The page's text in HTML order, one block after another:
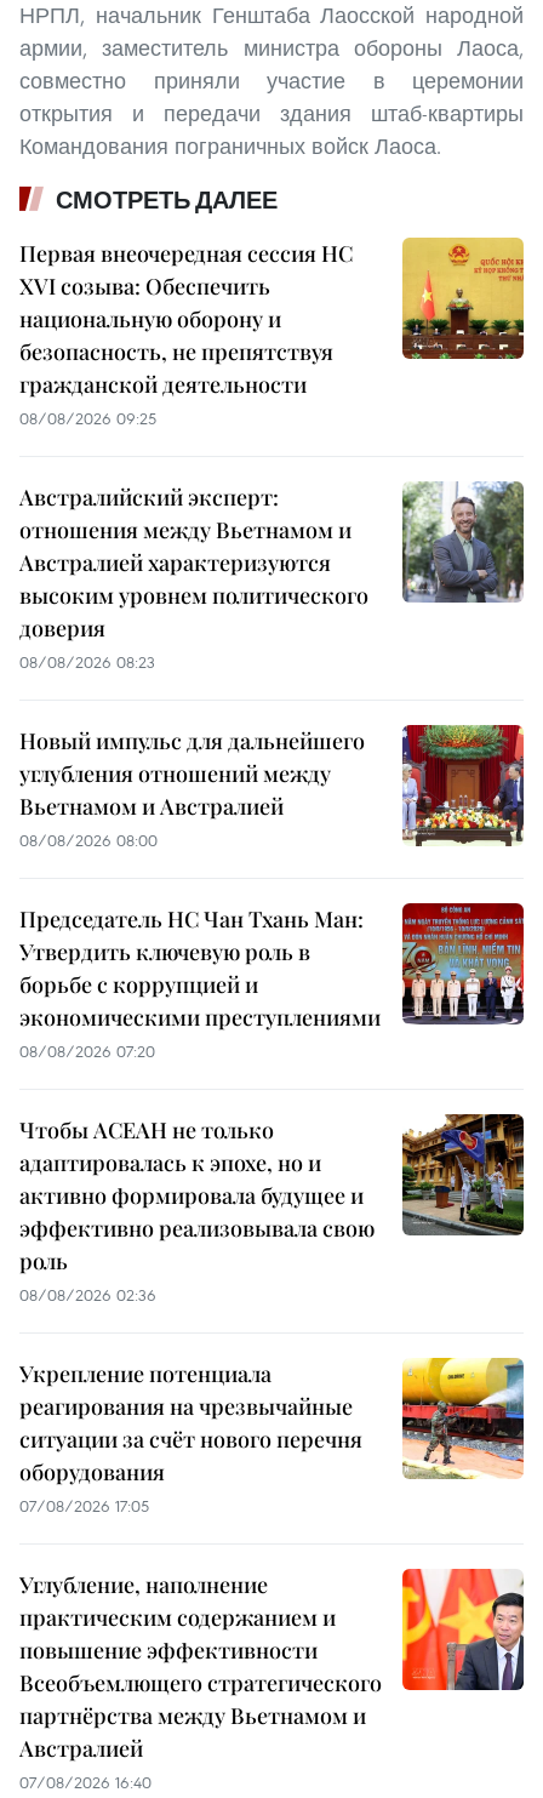
НРПЛ, начальник Генштаба Лаосской народной
армии, заместитель министра обороны Лаоса,
совместно приняли участие в церемонии
открытия и передачи здания штаб-квартиры
Командования пограничных войск Лаоса.
СМОТРЕТЬ ДАЛЕЕ
Первая внеочередная сессия НС
XVI созыва: Обеспечить
национальную оборону и
безопасность, не препятствуя
гражданской деятельности
08/08/2026 09:25
Австралийский эксперт:
отношения между Вьетнамом и
Австралией характеризуются
высоким уровнем политического
доверия
08/08/2026 08:23
Новый импульс для дальнейшего
углубления отношений между
Вьетнамом и Австралией
08/08/2026 08:00
Председатель НС Чан Тхань Ман:
Утвердить ключевую роль в
борьбе с коррупцией и
экономическими преступлениями
08/08/2026 07:20
Чтобы АСЕАН не только
адаптировалась к эпохе, но и
активно формировала будущее и
эффективно реализовывала свою
роль
08/08/2026 02:36
Укрепление потенциала
реагирования на чрезвычайные
ситуации за счёт нового перечня
оборудования
07/08/2026 17:05
Углубление, наполнение
практическим содержанием и
повышение эффективности
Всеобъемлющего стратегического
партнёрства между Вьетнамом и
Австралией
07/08/2026 16:40